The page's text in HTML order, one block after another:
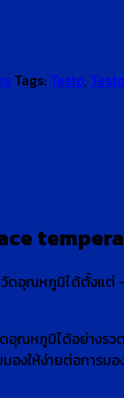
Tags: Testo,
หภูมิได้ตั้งแต่ -
มิได้อย่างรวดเ
งให้ง่ายต่อการมอ